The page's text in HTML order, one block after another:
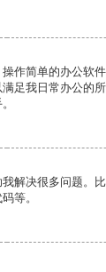
作简单的办公软
足我日常办公的
解决很多问题。
等。